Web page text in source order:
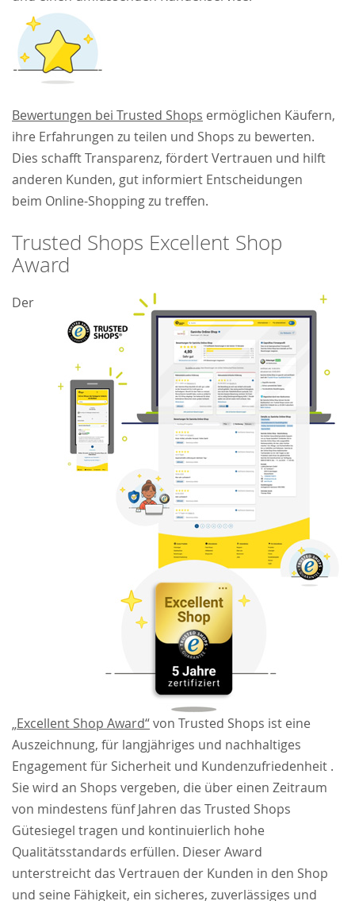
Bewertungen bei Trusted Shops ermöglichen Käufern,
ihre Erfahrungen zu teilen und Shops zu bewerten.
Dies schafft Transparenz, fördert Vertrauen und hilft
anderen Kunden, gut informiert Entscheidungen
beim Online-Shopping zu treffen.
Trusted Shops Excellent Shop
Award
Der
„Excellent Shop Award“von Trusted Shops ist eine
Auszeichnung, für langjähriges und nachhaltiges
Engagement für Sicherheit und Kundenzufriedenheit .
Sie wird an Shops vergeben, die über einen Zeitraum
von mindestens fünf Jahren das Trusted Shops
Gütesiegel tragen und kontinuierlich hohe
Qualitätsstandards erfüllen. Dieser Award
unterstreicht das Vertrauen der Kunden in den Shop
und seine Fähigkeit, ein sicheres, zuverlässiges und